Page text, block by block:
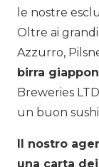
le nostre
Oltre ai grandi
Azzurro,
birra
Breweries
un buon
Il nostro
una carta